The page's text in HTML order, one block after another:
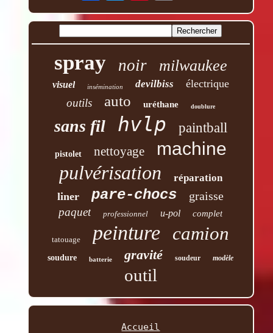
spray noir milwaukee
visuel insémination devilbiss électrique
outils auto uréthane doublure
sans fil hvlp paintball
pistolet nettoyage machine
pulvérisation réparation
liner pare-chocs graisse
paquet professionnel u-pol complet
tatouage peinture camion
soudure batterie gravité soudeur modèle
outil
Accueil